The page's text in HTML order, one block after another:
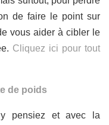
de faire le point sur
vous aider à cibler le
Cliquez ici pour tout
de poids
pensiez et avec la